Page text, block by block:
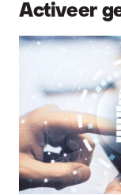
Activeer